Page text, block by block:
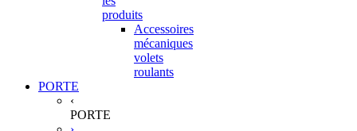
produits
Accessoires
mécaniques
volets
roulants
PORTE
‹
PORTE